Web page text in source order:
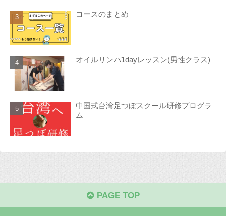
コースのまとめ
オイルリンパ1dayレッスン(男性クラス)
中国式台湾足つぼスクール研修プログラ
ム
PAGE TOP